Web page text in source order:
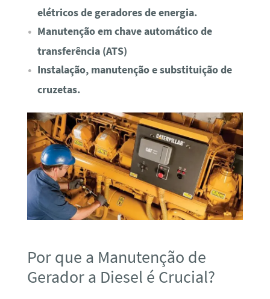
elétricos de geradores de energia.
Manutenção em chave automático de
transferência (ATS)
Instalação, manutenção e substituição de
cruzetas.
Por que a Manutenção de
Gerador a Diesel é Crucial?